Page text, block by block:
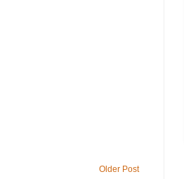
Older Post